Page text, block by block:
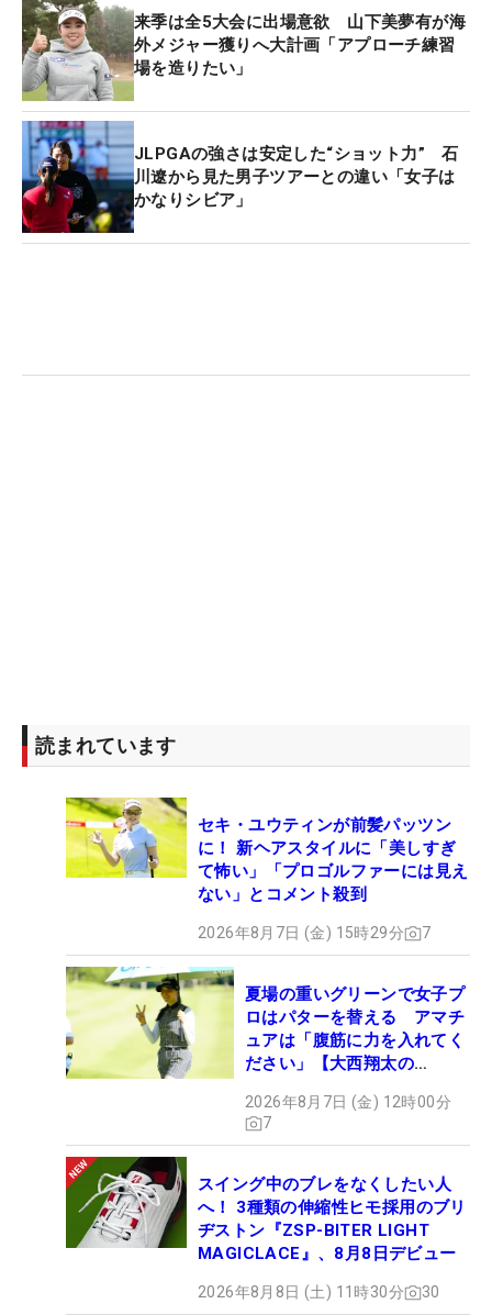
杯」を含む2勝を飾った神谷そら。白いドレス姿で
登場し、「シード権を獲得することを目標にしてい
たので、まさか優勝ができると思わなかった。メジ
ャーも取れてしまったので、出来すぎな一年でし
た」と振り返った。
『JLPGA敢闘賞』は、「資生堂レディスオープン」
での初優勝を皮切りに、史上3人目となる10代4勝を
達成した櫻井心那が受賞した。「（来年は）5勝で
ス」表彰式後の引退セレモニーで「プロゴルファ
ー、イ・ボミは私と日本の皆様が一緒につくりあげ
ルファー、イ・ボミをこの先ずっと忘れません」と
いう言葉が受賞。ボミには『特別功労賞』も贈られ
て2冠を達成した。
会場ではスペシャルムービーが流れ、登壇時には涙
を見せたボミ。「感動でした。本当に最後だと思う
と、涙が出ちゃって…。こんなに意味が大きい賞を
いただき、本当に光栄です」と感謝の言葉を繰り返
した。
来季は全5大会に出場意欲 山下美夢有が海
外メジャー獲りへ大計画「アプローチ練習
場を造りたい」
JLPGAの強さは安定した“ショット力” 石
川遼から見た男子ツアーとの違い「女子は
かなりシビア」
読まれています
セキ・ユウティンが前髪パッツン
に！ 新ヘアスタイルに「美しすぎ
て怖い」「プロゴルファーには見え
ない」とコメント殺到
2026年8月7日 (金) 15時29分 7
夏場の重いグリーンで女子プ
ロはパターを替える アマチ
ュアは「腹筋に力を入れてく
ださい」【大西翔太の
2026年8月7日 (金) 12時00分
7
スイング中のブレをなくしたい人
へ！ 3種類の伸縮性ヒモ採用のブリ
ヂストン『ZSP-BITER LIGHT
MAGICLACE』、8月8日デビュー
2026年8月8日 (土) 11時30分 30